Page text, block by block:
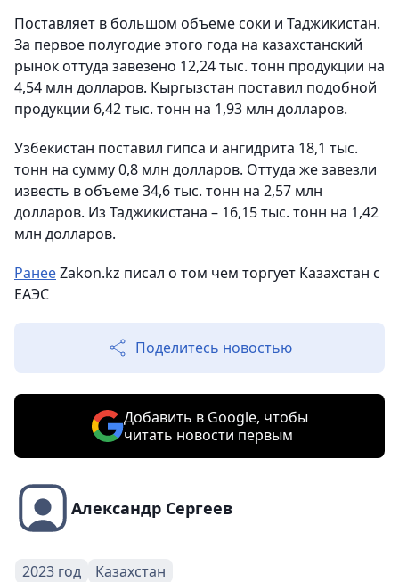
Поставляет в большом объеме соки и Таджикистан.
За первое полугодие этого года на казахстанский
рынок оттуда завезено 12,24 тыс. тонн продукции на
4,54 млн долларов. Кыргызстан поставил подобной
продукции 6,42 тыс. тонн на 1,93 млн долларов.
Узбекистан поставил гипса и ангидрита 18,1 тыс.
тонн на сумму 0,8 млн долларов. Оттуда же завезли
известь в объеме 34,6 тыс. тонн на 2,57 млн
долларов. Из Таджикистана – 16,15 тыс. тонн на 1,42
млн долларов.
РанееZakon.kz писал о том чем торгует Казахстан с
ЕАЭС
Поделитесь новостью
Добавить в Google, чтобы
читать новости первым
Александр Сергеев
2023 год Казахстан